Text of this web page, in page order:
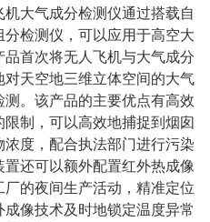
大气成分检测仪通过搭载自
检测仪，可以应用于高空大
首次将无人飞机与大气成分
天空地三维立体空间的大气
。该产品的主要优点有高效
制，可以高效地捕捉到烟囱
度，配合执法部门进行污染
还可以额外配置红外热成像
的夜间生产活动，精准定位
像技术及时地锁定温度异常